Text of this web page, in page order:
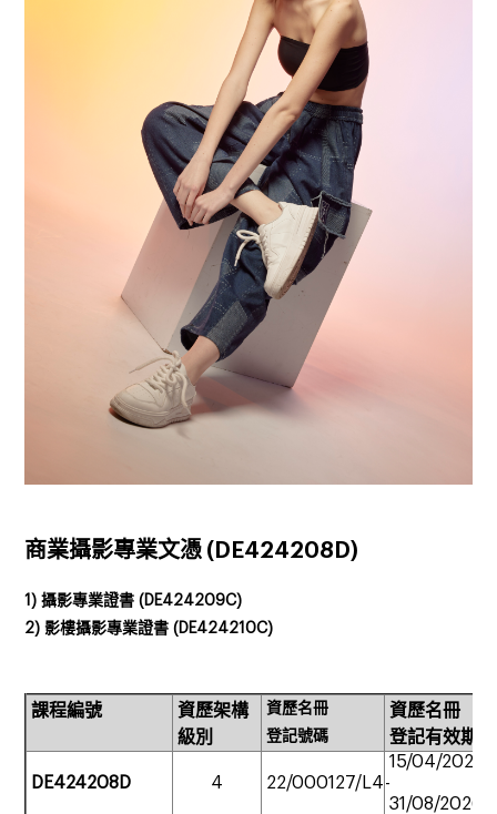
商業攝影專業文憑 ( DE424208D)
1) 攝影專業證書 (DE424209C)
2) 影樓攝影專業證書 (DE424210C)
課程編號
資歷架構
級別
資歷名冊
登記號碼
資歷名冊
登記有效期
DE424208D 4 22/000127/L4
15/04/2022
-
31/08/2026